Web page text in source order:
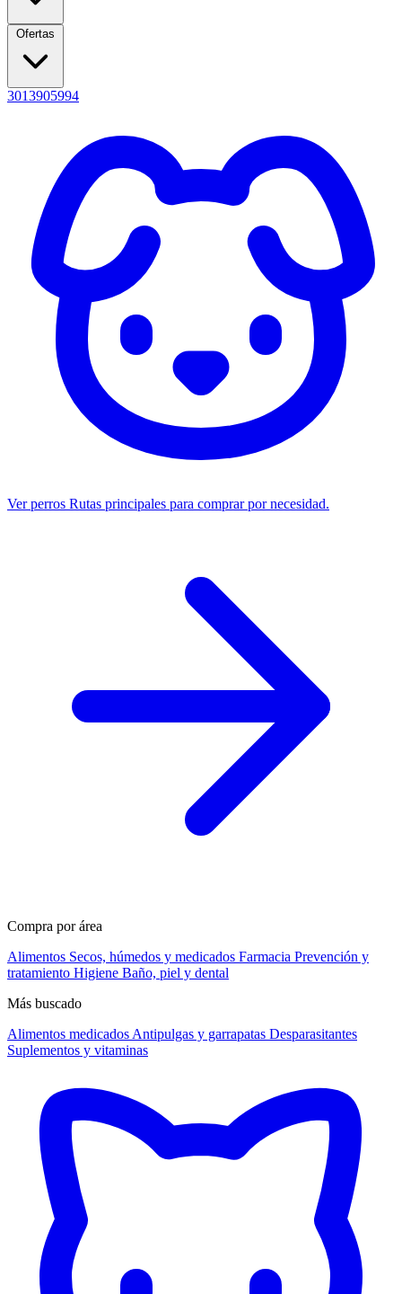
Ofertas
3013905994
Ver perros Rutas principales para comprar por necesidad.
Compra por área
Alimentos Secos, húmedos y medicados Farmacia Prevención y
tratamiento Higiene Baño, piel y dental
Más buscado
Alimentos medicados Antipulgas y garrapatas Desparasitantes
Suplementos y vitaminas